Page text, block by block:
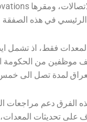
فقط، اذ تشمل
موظفين من الحكومة
الفرق دعم مراجعات
على تحديثات